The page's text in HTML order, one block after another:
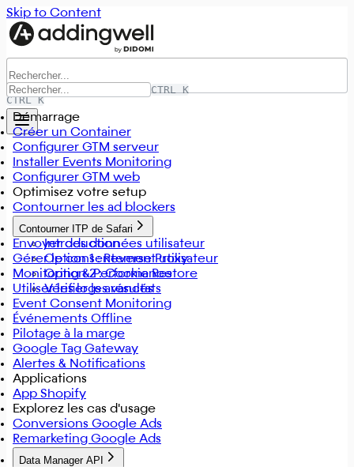
Skip to Content
CTRL K
CTRL K
Démarrage
Créer un Container
Configurer GTM serveur
Installer Events Monitoring
Configurer GTM web
Optimisez votre setup
Contourner les ad blockers
Contourner ITP de Safari
Introduction
Option 1 : Reverse Proxy
Option 2 : Cookie Restore
Vérifier les résultats
Envoyer des données utilisateur
Gérer le consentement utilisateur
Monitoring & Performance
Utiliser les logs avancés
Event Consent Monitoring
Événements Offline
Pilotage à la marge
Google Tag Gateway
Alertes & Notifications
Applications
App Shopify
Explorez les cas d'usage
Conversions Google Ads
Remarketing Google Ads
Data Manager API